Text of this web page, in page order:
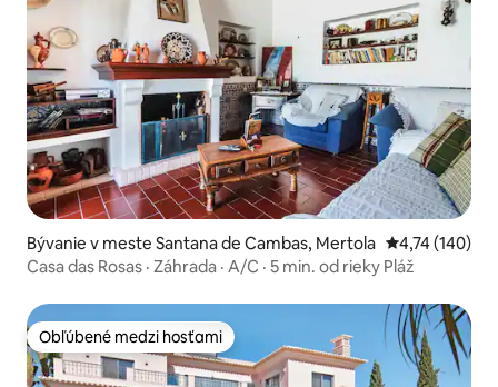
Bývanie v meste Santana de Cambas, Mertola Priemerné
4,74 (140)
Casa das Rosas · Záhrada · A/C · 5 min. od rieky Pláž
Obľúbené medzi hosťami
Obľúbené medzi hosťami